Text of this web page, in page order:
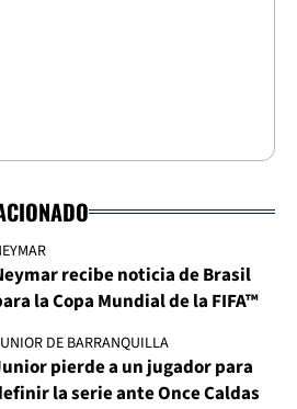
recibe noticia de Brasil
la Copa Mundial de la FIFA™
DE BARRANQUILLA
pierde a un jugador para
la serie ante Once Caldas